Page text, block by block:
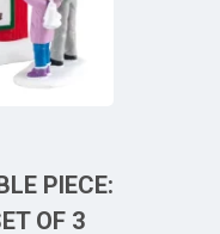
PIECE:
OF 3